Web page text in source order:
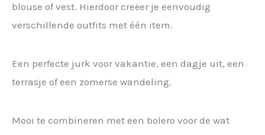
blouse of vest. Hierdoor creëer je eenvoudig
verschillende outfits met één item.
Een perfecte jurk voor vakantie, een dagje uit, een
terrasje of een zomerse wandeling.
Mooi te combineren met een bolero voor de wat